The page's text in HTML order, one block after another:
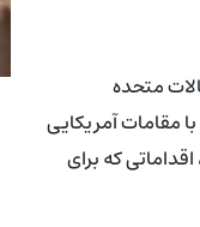
ایالات متحده
پس از مذاکرات با مقامات آمریکایی
که برای